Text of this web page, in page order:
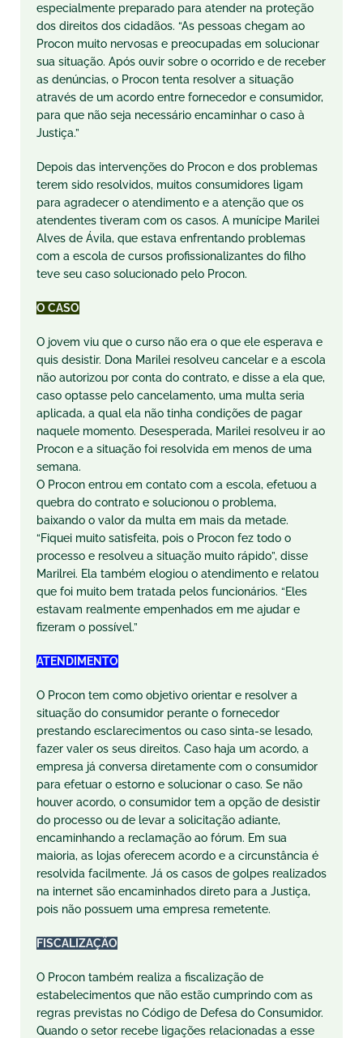
especialmente preparado para atender na proteção
dos direitos dos cidadãos. “As pessoas chegam ao
Procon muito nervosas e preocupadas em solucionar
sua situação. Após ouvir sobre o ocorrido e de receber
as denúncias, o Procon tenta resolver a situação
através de um acordo entre fornecedor e consumidor,
para que não seja necessário encaminhar o caso à
Justiça.”
Depois das intervenções do Procon e dos problemas
terem sido resolvidos, muitos consumidores ligam
para agradecer o atendimento e a atenção que os
atendentes tiveram com os casos. A munícipe Marilei
Alves de Ávila, que estava enfrentando problemas
com a escola de cursos profissionalizantes do filho
teve seu caso solucionado pelo Procon.
O CASO
O jovem viu que o curso não era o que ele esperava e
quis desistir. Dona Marilei resolveu cancelar e a escola
não autorizou por conta do contrato, e disse a ela que,
caso optasse pelo cancelamento, uma multa seria
aplicada, a qual ela não tinha condições de pagar
naquele momento. Desesperada, Marilei resolveu ir ao
Procon e a situação foi resolvida em menos de uma
semana.
O Procon entrou em contato com a escola, efetuou a
quebra do contrato e solucionou o problema,
baixando o valor da multa em mais da metade.
“Fiquei muito satisfeita, pois o Procon fez todo o
processo e resolveu a situação muito rápido”, disse
Marilrei. Ela também elogiou o atendimento e relatou
que foi muito bem tratada pelos funcionários. “Eles
estavam realmente empenhados em me ajudar e
fizeram o possível.”
ATENDIMENTO
O Procon tem como objetivo orientar e resolver a
situação do consumidor perante o fornecedor
prestando esclarecimentos ou caso sinta-se lesado,
fazer valer os seus direitos. Caso haja um acordo, a
empresa já conversa diretamente com o consumidor
para efetuar o estorno e solucionar o caso. Se não
houver acordo, o consumidor tem a opção de desistir
do processo ou de levar a solicitação adiante,
encaminhando a reclamação ao fórum. Em sua
maioria, as lojas oferecem acordo e a circunstância é
resolvida facilmente. Já os casos de golpes realizados
na internet são encaminhados direto para a Justiça,
pois não possuem uma empresa remetente.
FISCALIZAÇÃO
O Procon também realiza a fiscalização de
estabelecimentos que não estão cumprindo com as
regras previstas no Código de Defesa do Consumidor.
Quando o setor recebe ligações relacionadas a esse